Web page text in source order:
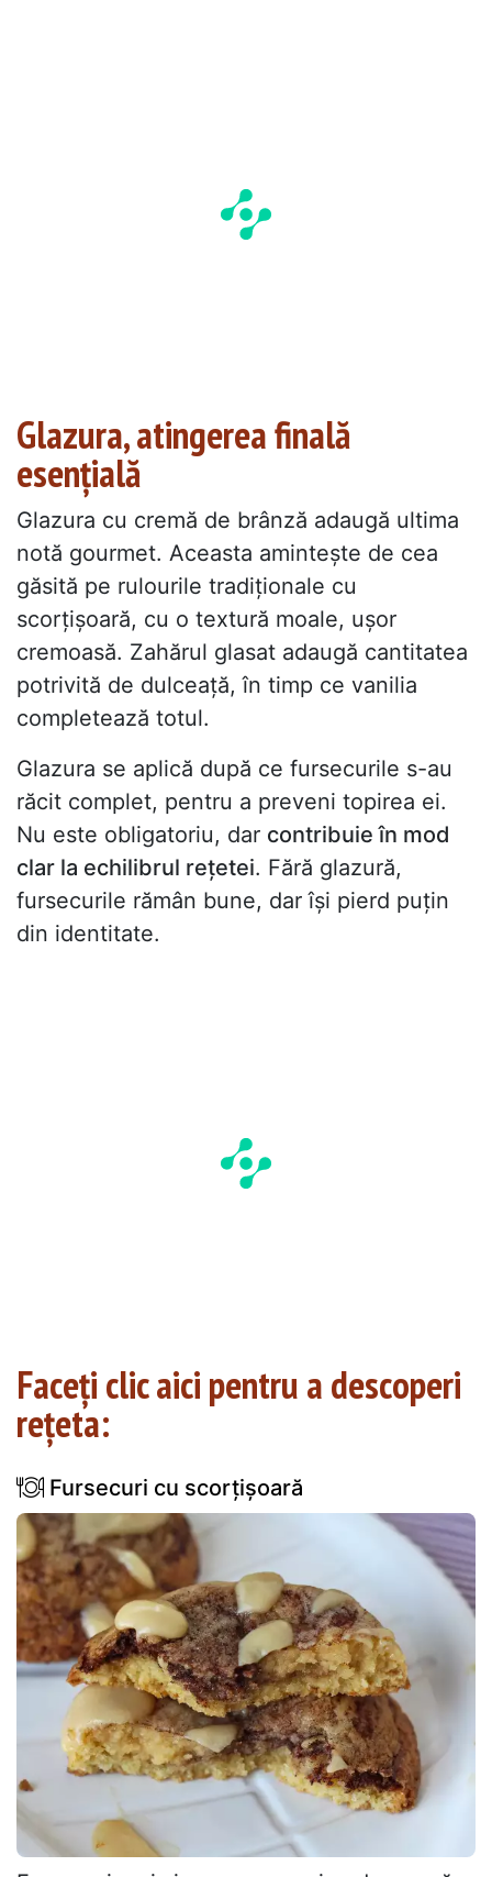
Glazura, atingerea finală
esențială
Glazura cu cremă de brânză adaugă ultima
notă gourmet. Aceasta amintește de cea
găsită pe rulourile tradiționale cu
scorțișoară, cu o textură moale, ușor
cremoasă. Zahărul glasat adaugă cantitatea
potrivită de dulceață, în timp ce vanilia
completează totul.
Glazura se aplică după ce fursecurile s-au
răcit complet, pentru a preveni topirea ei.
Nu este obligatoriu, dar contribuie în mod
clar la echilibrul rețetei. Fără glazură,
fursecurile rămân bune, dar își pierd puțin
din identitate.
Faceți clic aici pentru a descoperi
rețeta:
Fursecuri cu scorțișoară